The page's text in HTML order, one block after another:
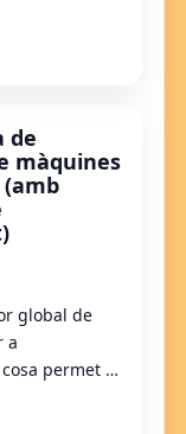
de
màquines
global de
a
permet el